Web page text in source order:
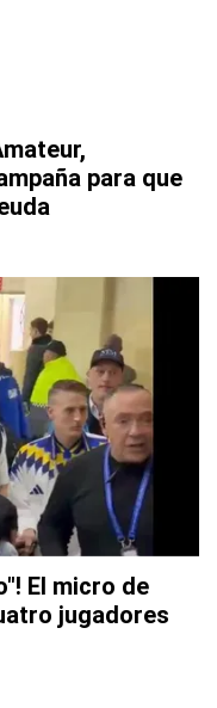
para que
El micro de
jugadores